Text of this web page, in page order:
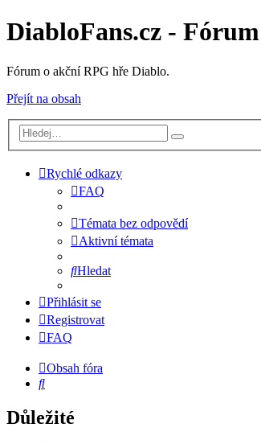
DiabloFans.cz - Fórum
Fórum o akční RPG hře Diablo.
Přejít na obsah
Rychlé odkazy
FAQ
Témata bez odpovědí
Aktivní témata
Hledat
Přihlásit se
Registrovat
FAQ
Obsah fóra
Hledat
Důležité